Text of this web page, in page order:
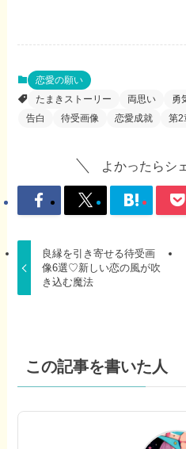
恋愛の願い
たまきストーリー
両思い 勇
告白
待受画像 恋愛成就 第2
よかったらシ
良縁を引き寄せる待受画
像6選♡新しい恋の風が吹
き込む魔法
この記事を書いた人